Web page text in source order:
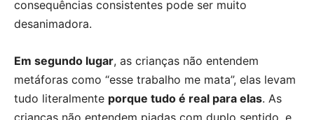
consequências consistentes pode ser muito
desanimadora.
Em segundo lugar, as crianças não entendem
metáforas como “esse trabalho me mata”, elas levam
tudo literalmente porque tudo é real para elas. As
crianças não entendem piadas com duplo sentido, e